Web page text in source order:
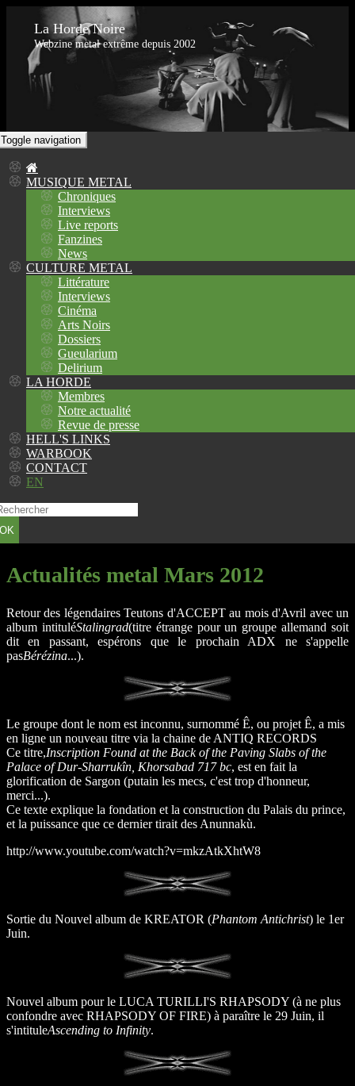
La Horde Noire
Webzine metal extrême depuis 2002
Toggle navigation
MUSIQUE METAL
Chroniques
Interviews
Live reports
Fanzines
News
CULTURE METAL
Littérature
Interviews
Cinéma
Arts Noirs
Dossiers
Gueularium
Delirium
LA HORDE
Membres
Notre actualité
Revue de presse
HELL'S LINKS
WARBOOK
CONTACT
EN
OK
Actualités metal Mars 2012
Retour des légendaires Teutons d'ACCEPT au mois d'Avril avec un
album intituléStalingrad(titre étrange pour un groupe allemand soit
dit en passant, espérons que le prochain ADX ne s'appelle
pasBérézina...).
Le groupe dont le nom est inconnu, surnommé Ê, ou projet Ê, a mis
en ligne un nouveau titre via la chaine de ANTIQ RECORDS
Ce titre,Inscription Found at the Back of the Paving Slabs of the
Palace of Dur-Sharrukîn, Khorsabad 717 bc, est en fait la
glorification de Sargon (putain les mecs, c'est trop d'honneur,
merci...).
Ce texte explique la fondation et la construction du Palais du prince,
et la puissance que ce dernier tirait des Anunnakù.
http://www.youtube.com/watch?v=mkzAtkXhtW8
Sortie du Nouvel album de KREATOR (Phantom Antichrist) le 1er
Juin.
Nouvel album pour le LUCA TURILLI'S RHAPSODY (à ne plus
confondre avec RHAPSODY OF FIRE) à paraître le 29 Juin, il
s'intituleAscending to Infinity.